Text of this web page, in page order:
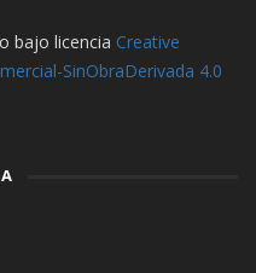
bajo licencia Creative
SinObraDerivada 4.0